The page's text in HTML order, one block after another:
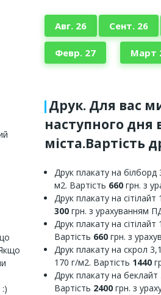
Авг. 26 Сент. 26
Февр. 27 Март
Друк. Для вас
наступного дня
міста.Вартість
Друк плакату на білборд
м2. Вартість 660 грн. з
Друк плакату на сітілайт
300 грн. з урахуванням
Друк плакату на
Вартість 660 грн. з
Друк плакату на скрол
170 г/м2. Вартість 1440
Друк плакату на беклайт
Вартість 2400 грн. з